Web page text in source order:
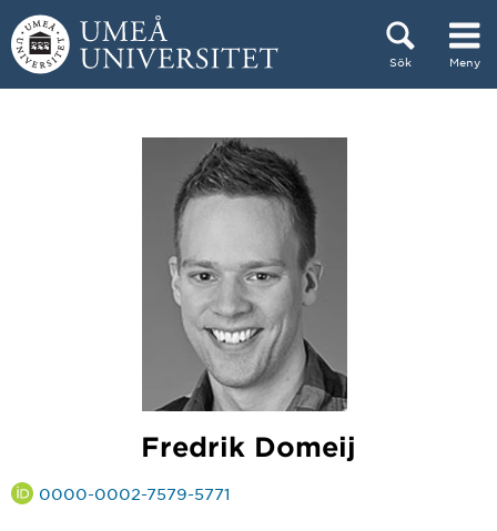
Hoppa direkt till innehållet
Sök Meny
Fredrik Domeij
0000-0002-7579-5771